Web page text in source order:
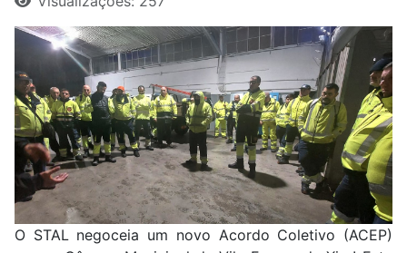
O STAL negoceia um novo Acordo Coletivo (ACEP)